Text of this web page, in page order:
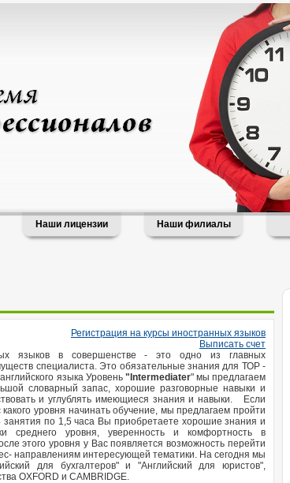
Наши лицензии Наши филиалы
Регистрация на курсы иностранных языков
Выписать счет
языков в совершенстве - это одно из главных
специалиста. Это обязательные знания для ТОР -
языка Уровень "Intermediater" мы предлагаем
словарный запас, хорошие разговорные навыки и
и углублять имеющиеся знания и навыки. Если
уровня начинать обучение, мы предлагаем пройти
занятия по 1,5 часа Вы приобретаете хорошие знания и
среднего уровня, уверенность и комфортность в
этого уровня у Вас появляется возможность перейти
направлениям интересующей тематики. На сегодня мы
для бухгалтеров" и "Английский для юристов",
OXFORD и CAMBRIDGE.